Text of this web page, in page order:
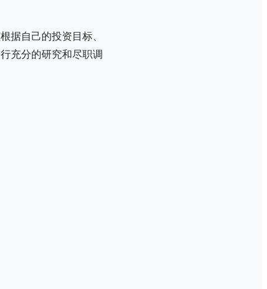
据自己的投资目标、
充分的研究和尽职调